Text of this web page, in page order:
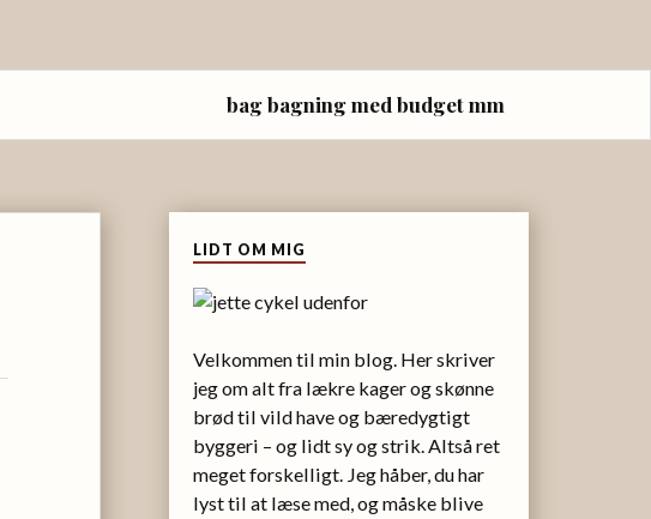
bag bagning med budget mm
LIDT OM MIG
Velkommen til min blog. Her skriver
jeg om alt fra lækre kager og skønne
brød til vild have og bæredygtigt
byggeri – og lidt sy og strik. Altså ret
meget forskelligt. Jeg håber, du har
lyst til at læse med, og måske blive